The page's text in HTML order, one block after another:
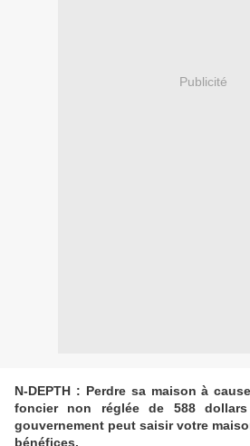
Publicité
N-DEPTH : Perdre sa maison à
foncier non réglée de 588
gouvernement peut saisir votre
bénéfices.